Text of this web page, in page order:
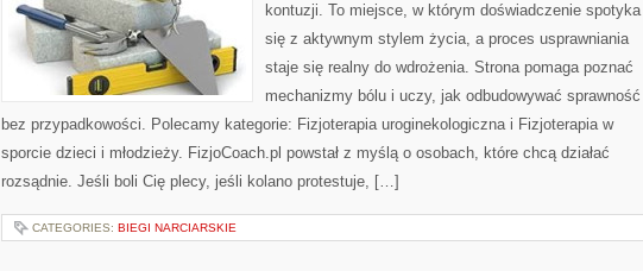
kontuzji. To miejsce, w którym doświadczenie spotyka
się z aktywnym stylem życia, a proces usprawniania
staje się realny do wdrożenia. Strona pomaga poznać
mechanizmy bólu i uczy, jak odbudowywać sprawność
bez przypadkowości. Polecamy kategorie: Fizjoterapia uroginekologiczna i Fizjoterapia w
sporcie dzieci i młodzieży. FizjoCoach.pl powstał z myślą o osobach, które chcą działać
rozsądnie. Jeśli boli Cię plecy, jeśli kolano protestuje, […]
CATEGORIES: BIEGI NARCIARSKIE